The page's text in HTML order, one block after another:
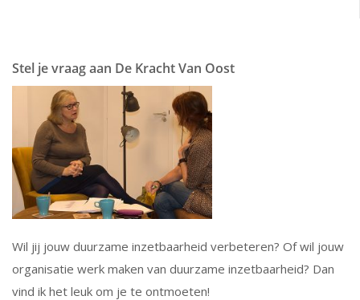
Stel je vraag aan De Kracht Van Oost
Wil jij jouw duurzame inzetbaarheid verbeteren? Of wil jouw
organisatie werk maken van duurzame inzetbaarheid? Dan
vind ik het leuk om je te ontmoeten!